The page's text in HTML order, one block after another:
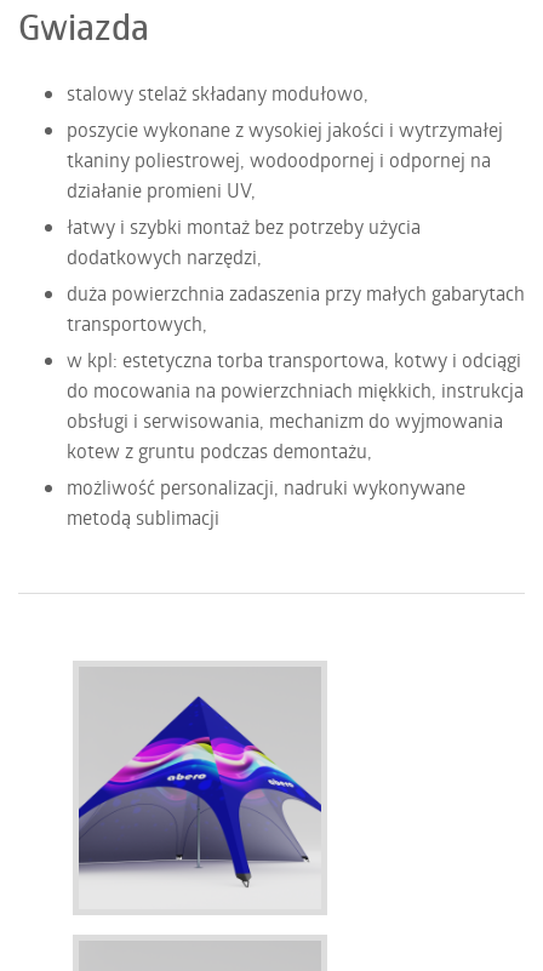
Gwiazda
stalowy stelaż składany modułowo,
poszycie wykonane z wysokiej jakości i wytrzymałej
tkaniny poliestrowej, wodoodpornej i odpornej na
działanie promieni UV,
łatwy i szybki montaż bez potrzeby użycia
dodatkowych narzędzi,
duża powierzchnia zadaszenia przy małych gabarytach
transportowych,
w kpl: estetyczna torba transportowa, kotwy i odciągi
do mocowania na powierzchniach miękkich, instrukcja
obsługi i serwisowania, mechanizm do wyjmowania
kotew z gruntu podczas demontażu,
możliwość personalizacji, nadruki wykonywane
metodą sublimacji